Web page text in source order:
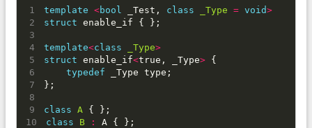
template <bool _Test , class _Type = void>
struct enable_if { };
template<class _Type>
struct enable_if<true , _Type> {
typedef
_Type type ;
};
class A {
};
class
B : A { };